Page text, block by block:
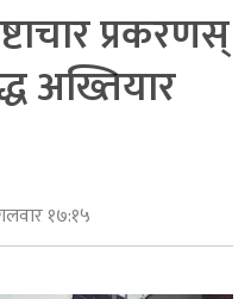
प्रकरणस्
अख्तियार
१७:१५